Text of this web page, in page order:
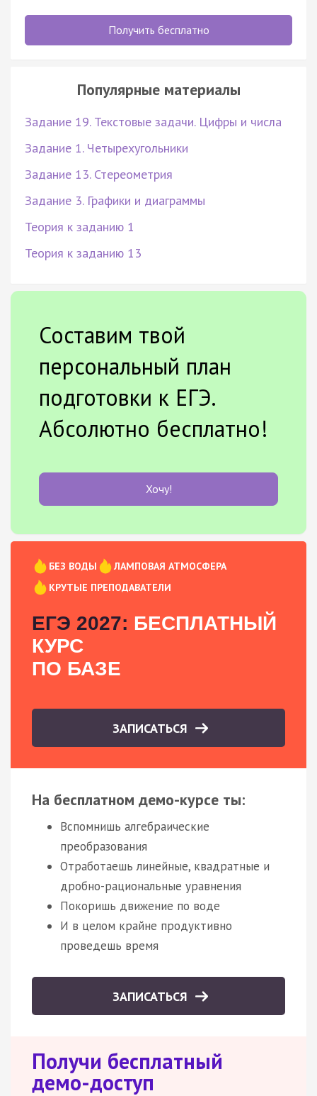
Получить бесплатно
Популярные материалы
Задание 19. Текстовые задачи. Цифры и числа
Задание 1. Четырехугольники
Задание 13. Стереометрия
Задание 3. Графики и диаграммы
Теория к заданию 1
Теория к заданию 13
Составим твой
персональный план
подготовки к ЕГЭ.
Абсолютно бесплатно!
Хочу!
БЕЗ ВОДЫ
ЛАМПОВАЯ АТМОСФЕРА
КРУТЫЕ ПРЕПОДАВАТЕЛИ
ЕГЭ 2027: БЕСПЛАТНЫЙ
КУРС
ПО БАЗЕ
ЗАПИСАТЬСЯ
На бесплатном демо-курсе ты:
Вспомнишь алгебраические
преобразования
Отработаешь линейные, квадратные и
дробно-рациональные уравнения
Покоришь движение по воде
И в целом крайне продуктивно
проведешь время
ЗАПИСАТЬСЯ
Получи бесплатный
демо-доступ